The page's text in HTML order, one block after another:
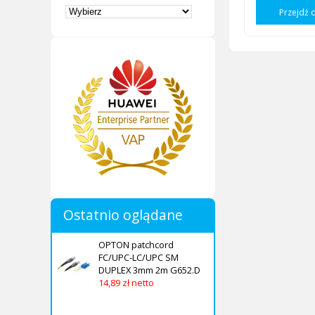
Ostatnio oglądane
OPTON patchcord
FC/UPC-LC/UPC SM
DUPLEX 3mm 2m G652.D
14,89 zł netto
Przejdź